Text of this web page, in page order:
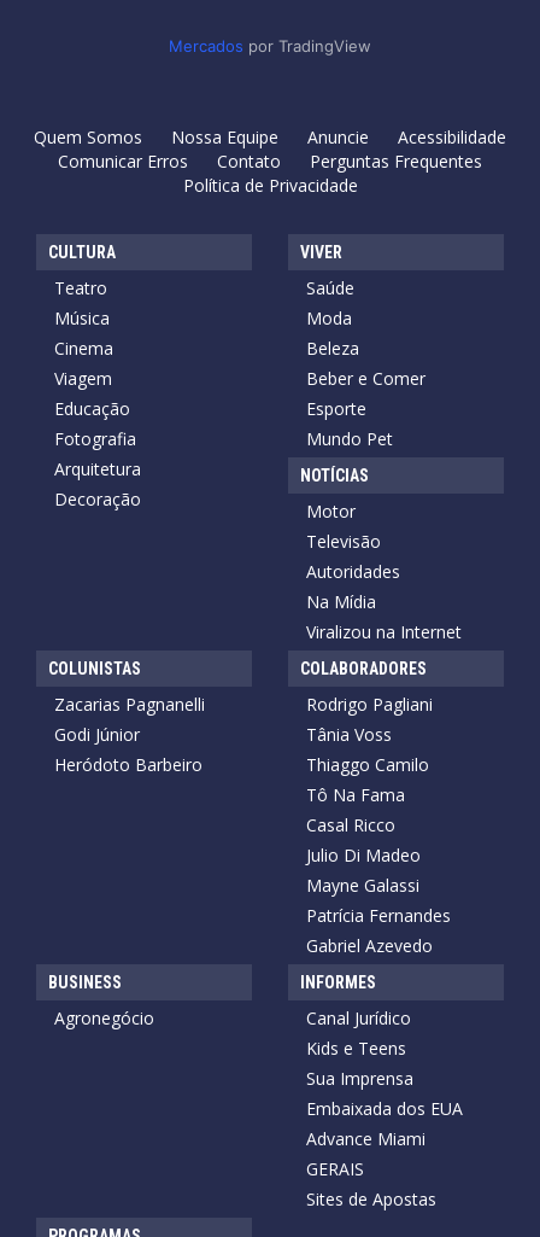
Mercados por TradingView
Quem Somos Nossa Equipe Anuncie
Acessibilidade
Comunicar Erros
Contato
Perguntas Frequentes
Política de Privacidade
CULTURA
Teatro
Música
Cinema
Viagem
Educação
Fotografia
Arquitetura
Decoração
VIVER
Saúde
Moda
Beleza
Beber e Comer
Esporte
Mundo Pet
NOTÍCIAS
Motor
Televisão
Autoridades
Na Mídia
Viralizou na Internet
COLUNISTAS
Zacarias Pagnanelli
Godi Júnior
Heródoto Barbeiro
COLABORADORES
Rodrigo Pagliani
Tânia Voss
Thiaggo Camilo
Tô Na Fama
Casal Ricco
Julio Di Madeo
Mayne Galassi
Patrícia Fernandes
Gabriel Azevedo
BUSINESS
Agronegócio
INFORMES
Canal Jurídico
Kids e Teens
Sua Imprensa
Embaixada dos EUA
Advance Miami
GERAIS
Sites de Apostas